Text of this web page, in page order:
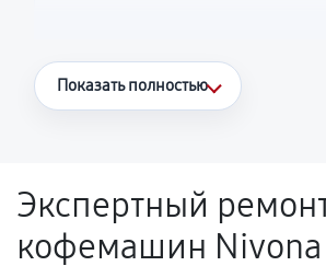
Что считается
Поломка установленной детали
нормальной эксплуатации в
гарантийного срока.
Показать полностью
Экспертный
кофемашин Nivona